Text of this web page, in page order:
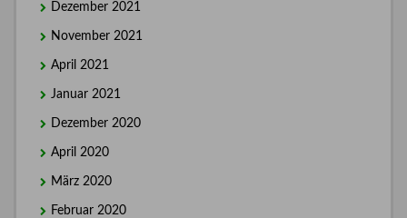
Dezember 2021
November 2021
April 2021
Januar 2021
Dezember 2020
April 2020
März 2020
Februar 2020